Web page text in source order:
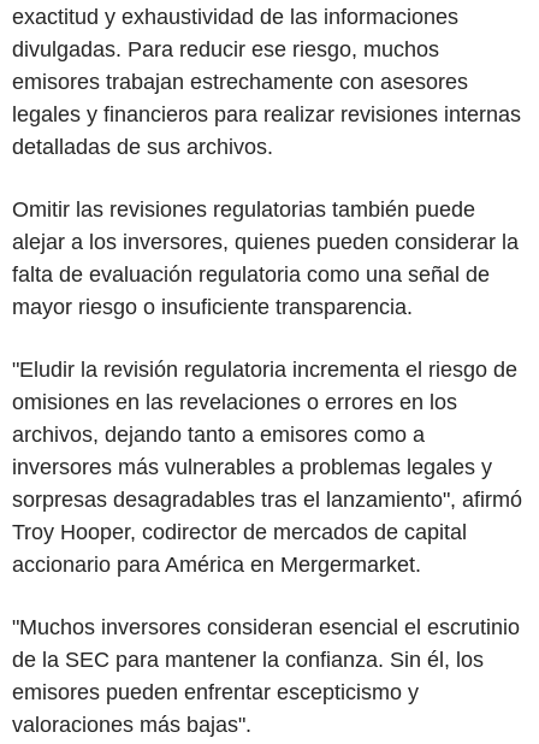
exactitud y exhaustividad de las informaciones
divulgadas. Para reducir ese riesgo, muchos
emisores trabajan estrechamente con asesores
legales y financieros para realizar revisiones internas
detalladas de sus archivos.
Omitir las revisiones regulatorias también puede
alejar a los inversores, quienes pueden considerar la
falta de evaluación regulatoria como una señal de
mayor riesgo o insuficiente transparencia.
"Eludir la revisión regulatoria incrementa el riesgo de
omisiones en las revelaciones o errores en los
archivos, dejando tanto a emisores como a
inversores más vulnerables a problemas legales y
sorpresas desagradables tras el lanzamiento", afirmó
Troy Hooper, codirector de mercados de capital
accionario para América en Mergermarket.
"Muchos inversores consideran esencial el escrutinio
de la SEC para mantener la confianza. Sin él, los
emisores pueden enfrentar escepticismo y
valoraciones más bajas".